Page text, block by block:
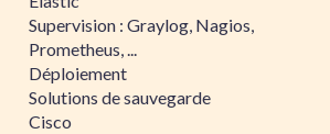
Supervision : Graylog, Nagios,
Prometheus, ...
Déploiement
Solutions de sauvegarde
Cisco